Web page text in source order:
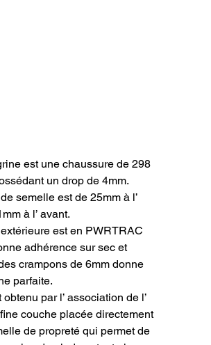
est une chaussure de 298
un drop de 4mm.
semelle est de 25mm à l’
à l’ avant.
est en PWRTRAC
adhérence sur sec et
crampons de 6mm donne
parfaite.
obtenu par l’ association de l’
couche placée directement
de propreté qui permet de